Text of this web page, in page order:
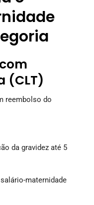
(CLT)
reembolso do
da gravidez até 5
maternidade